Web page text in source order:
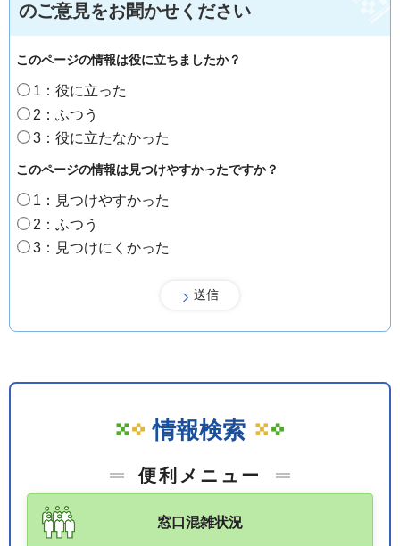
のご意見をお聞かせください
このページの情報は役に立ちましたか？
1：役に立った
2：ふつう
3：役に立たなかった
このページの情報は見つけやすかったですか？
1：見つけやすかった
2：ふつう
3：見つけにくかった
情報検索
便利メニュー
窓口混雑状況